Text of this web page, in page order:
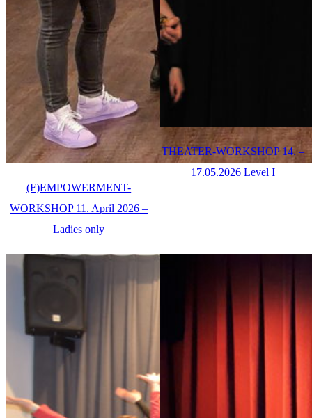
(F)EMPOWERMENT-
WORKSHOP 11. April 2026 –
Ladies only
THEATER-WORKSHOP 14. –
17.05.2026 Level I